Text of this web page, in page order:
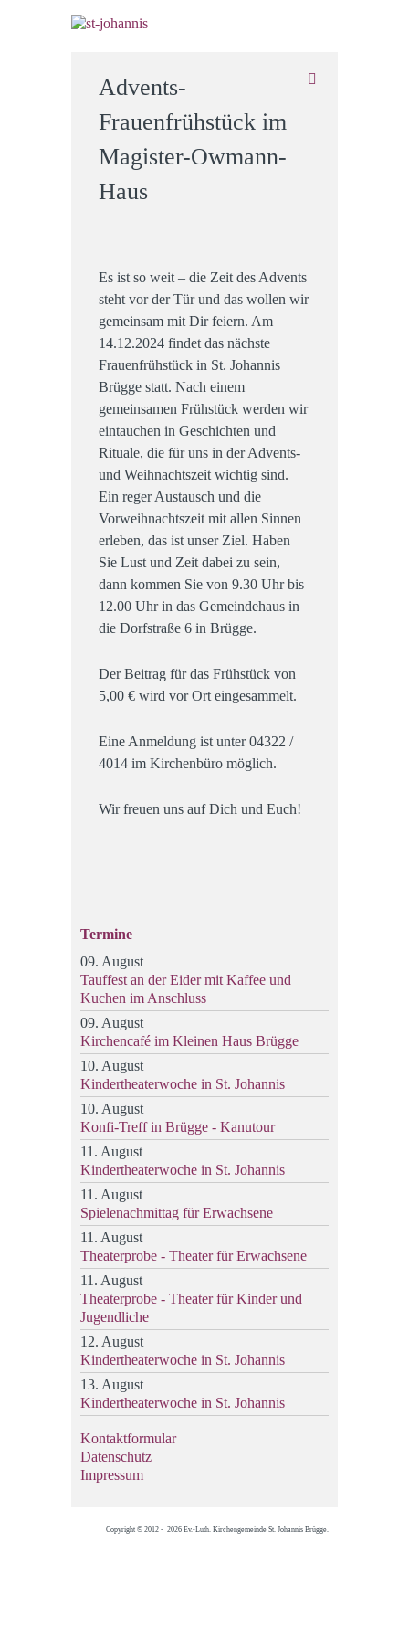
Advents-
Frauenfrühstück im
Magister-Owmann-
Haus
Es ist so weit – die Zeit des Advents
steht vor der Tür und das wollen wir
gemeinsam mit Dir feiern. Am
14.12.2024 findet das nächste
Frauenfrühstück in St. Johannis
Brügge statt. Nach einem
gemeinsamen Frühstück werden wir
eintauchen in Geschichten und
Rituale, die für uns in der Advents-
und Weihnachtszeit wichtig sind.
Ein reger Austausch und die
Vorweihnachtszeit mit allen Sinnen
erleben, das ist unser Ziel. Haben
Sie Lust und Zeit dabei zu sein,
dann kommen Sie von 9.30 Uhr bis
12.00 Uhr in das Gemeindehaus in
die Dorfstraße 6 in Brügge.
Der Beitrag für das Frühstück von
5,00 € wird vor Ort eingesammelt.
Eine Anmeldung ist unter 04322 /
4014 im Kirchenbüro möglich.
Wir freuen uns auf Dich und Euch!
Termine
09. August
Tauffest an der Eider mit Kaffee und
Kuchen im Anschluss
09. August
Kirchencafé im Kleinen Haus Brügge
10. August
Kindertheaterwoche in St. Johannis
10. August
Konfi-Treff in Brügge - Kanutour
11. August
Kindertheaterwoche in St. Johannis
11. August
Spielenachmittag für Erwachsene
11. August
Theaterprobe - Theater für Erwachsene
11. August
Theaterprobe - Theater für Kinder und
Jugendliche
12. August
Kindertheaterwoche in St. Johannis
13. August
Kindertheaterwoche in St. Johannis
Kontaktformular
Datenschutz
Impressum
Copyright © 2012 - 2026 Ev.-Luth. Kirchengemeinde St. Johannis Brügge.